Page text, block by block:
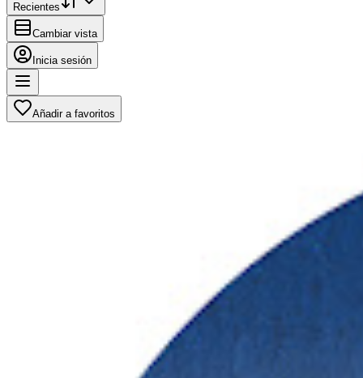
Recientes
Cambiar vista
Inicia sesión
Añadir a favoritos